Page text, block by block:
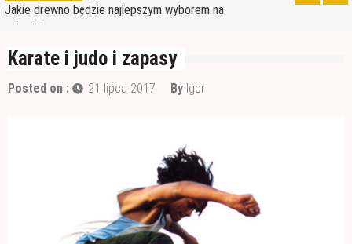
schody?
Jak wybrać dobre drewno konstrukcyjne?
Wałek czy pędzel – czym lepiej malować?
Materiały budowlane potrzebne do ocieplenia
Karate i judo i zapasy
Posted on : 21 lipca 2017 By Igor